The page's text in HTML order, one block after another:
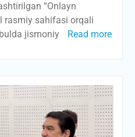
“Onlayn
rasmiy sahifasi orqali
jismoniy Read more